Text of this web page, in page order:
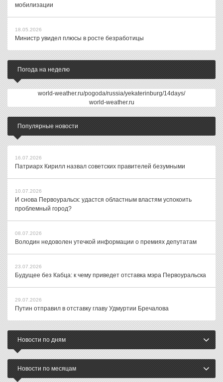
мобилизации
18.05.2026
Министр увидел плюсы в росте безработицы
Погода на неделю
world-weather.ru/pogoda/russia/yekaterinburg/14days/
world-weather.ru
Популярные новости
16.07.2026
Патриарх Кирилл назвал советских правителей безумными
10.07.2026
И снова Первоуральск: удастся областным властям успокоить
проблемный город?
08.07.2026
Володин недоволен утечкой информации о премиях депутатам
23.07.2026
Будущее без Кабца: к чему приведет отставка мэра Первоуральска
29.07.2026
Путин отправил в отставку главу Удмуртии Бречалова
Новости по дням
Новости по месяцам